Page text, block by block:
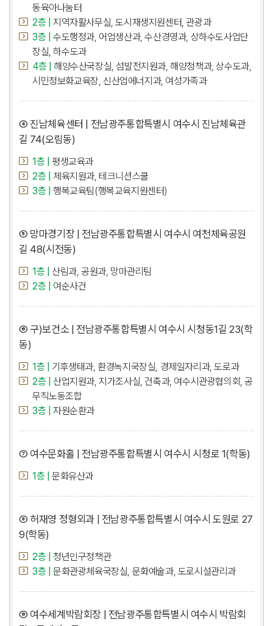
동육아나눔터
2층 |
지역자활사무실, 도시재생지원센터, 관광과
3층 |
수도행정과, 어업생산과, 수산경영과, 상하수도사업단
장실, 하수도과
4층 |
해양수산국장실, 섬발전지원과, 해양정책과, 상수도과,
시민정보화교육장, 신산업에너지과, 여성가족과
④ 진남체육센터 | 전남광주통합특별시 여수시 진남체육관
길 74(오림동)
1층 |
평생교육과
2층 |
체육지원과, 테크니션스쿨
3층 |
행복교육팀(행복교육지원센터)
⑤ 망마경기장 | 전남광주통합특별시 여수시 여천체육공원
길 48(시전동)
1층 |
산림과, 공원과, 망마관리팀
2층 |
여순사건
⑥ 구)보건소 | 전남광주통합특별시 여수시 시청동1길 23(학
동)
1층 |
기후생태과, 환경녹지국장실, 경제일자리과, 도로과
2층 |
산업지원과, 지가조사실, 건축과, 여수시관광협의회, 공
무직노동조합
3층 |
자원순환과
⑦ 여수문화홀 | 전남광주통합특별시 여수시 시청로 1(학동)
1층 | 문화유산과
⑧ 허재영 정형외과 | 전남광주통합특별시 여수시 도원로 27
9(학동)
2층 |
청년인구정책관
3층 |
문화관광체육국장실, 문화예술과, 도로시설관리과
⑨ 여수세계박람회장 | 전남광주통합특별시 여수시 박람회